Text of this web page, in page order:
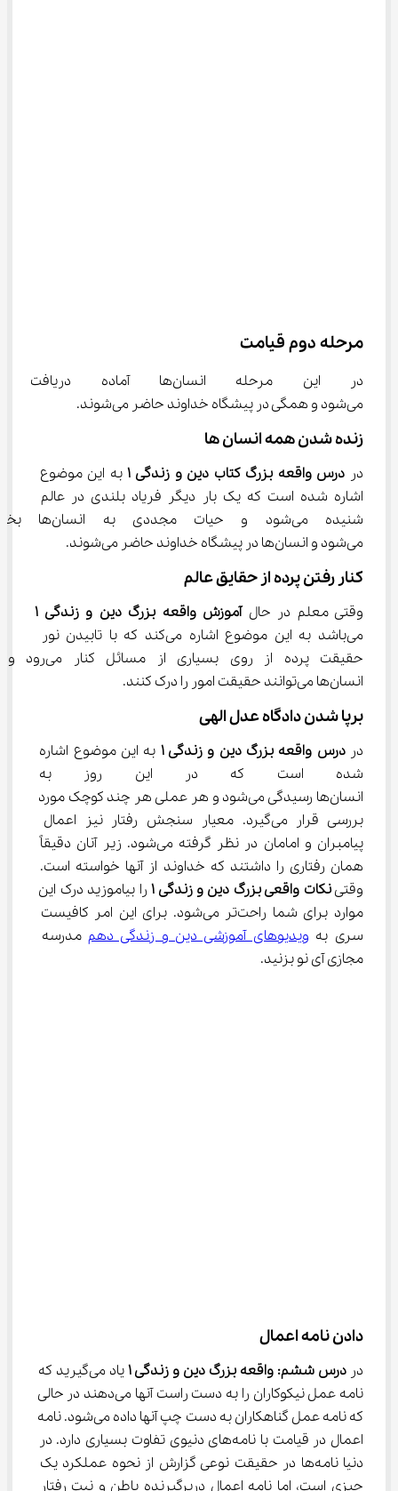
مرحله دوم قیامت
در این مرحله انسان‌ها
می‌شود و همگی در پیشگاه خداوند حاضر می‌شوند.
زنده شدن همه انسان ها
در درس واقعه بزرگ کتاب دین و زندگی ۱ به این موضوع
اشاره شده است که یک بار دیگر فریاد بلندی در عالم
شنیده می‌شود و حیات مجددی
می‌شود و انسان‌ها در پیشگاه خداوند حاضر می‌شوند.
کنار رفتن پرده از حقایق عالم
وقتی معلم در حال آموزش واقعه بزرگ دین و زندگی ۱
می‌باشد به این موضوع اشاره می‌کند که با تابیدن نور
حقیقت پرده از روی بسیاری از مسائل کنار می‌رود و
انسان‌ها می‌توانند حقیقت امور را درک کنند.
برپا شدن دادگاه عدل الهی
در درس واقعه بزرگ دین و زندگی ۱ به این موضوع اشاره
شده است که در این روز به
انسان‌ها رسیدگی می‌شود و هر عملی هر چند کوچک مورد
بررسی قرار می‌گیرد. معیار سنجش رفتار نیز اعمال
پیامبران و امامان در نظر گرفته می‌شود. زیر آنان دقیقاً
همان رفتاری را داشتند که خداوند از آنها خواسته است.
وقتی نکات واقعی بزرگ دین و زندگی ۱ را بیاموزید درک این
موارد برای شما راحت‌تر می‌شود. برای این امر کافیست
سری به ویدیوهای آموزشی دین و زندگی دهم مدرسه
مجازی آی نو بزنید.
دادن نامه اعمال
در درس ششم: واقعه بزرگ دین و زندگی ۱
یاد می‌گیرید که
نامه عمل نیکوکاران را به دست راست آنها می‌دهند در حالی
که نامه عمل گناهکاران به دست چپ آنها داده می‌شود. نامه
اعمال در قیامت با نامه‌های دنیوی تفاوت بسیاری دارد. در
دنیا نامه‌ها در حقیقت نوعی گزارش از نحوه عملکرد یک
چیزی است، اما نامه اعمال دربرگیرنده باطن و نیت رفتار